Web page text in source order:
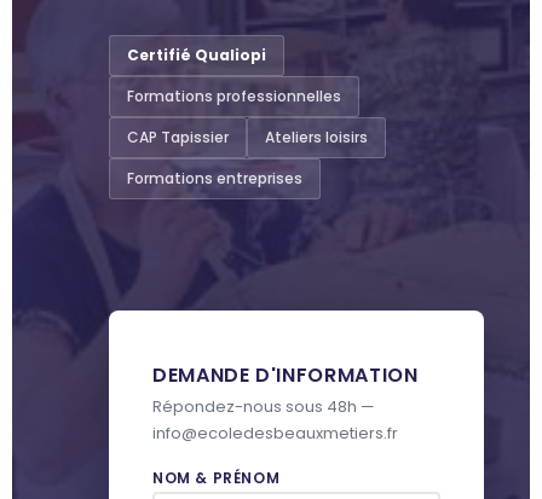
Certifié Qualiopi
Formations professionnelles
CAP Tapissier
Ateliers loisirs
Formations entreprises
DEMANDE D'INFORMATION
Répondez-nous sous 48h —
info@ecoledesbeauxmetiers.fr
NOM & PRÉNOM